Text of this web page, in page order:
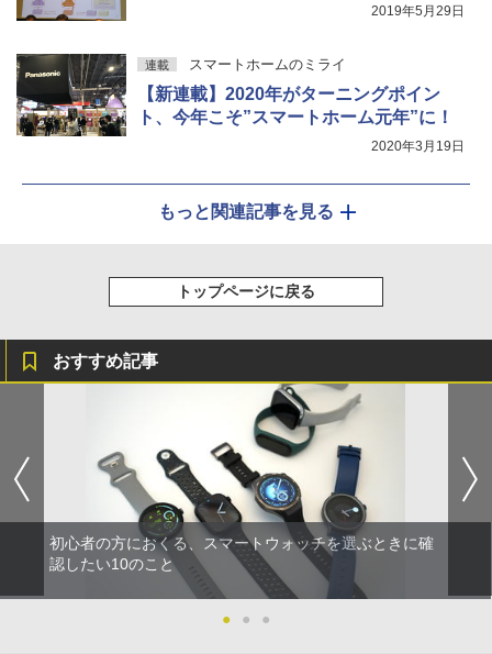
2019年5月29日
連載 スマートホームのミライ
【新連載】2020年がターニングポイン
ト、今年こそ”スマートホーム元年”に！
2020年3月19日
もっと関連記事を見る
トップページに戻る
おすすめ記事
初心者の方におくる、スマートウォッチを選ぶときに確
認したい10のこと
● ● ●